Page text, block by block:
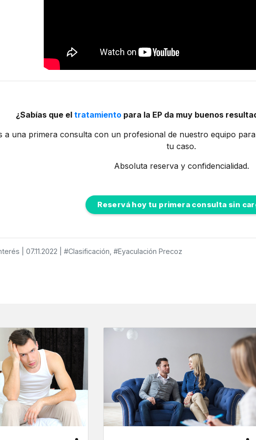
¿Sabías que el tratamientopara la EP da muy buenos
a una primera consulta con un profesional de nuestro equipo
tu caso.
Absoluta reserva y confidencialidad.
Reservá hoy tu primera consulta sin
| 07.11.2022 #Clasificación, #Eyaculación Precoz